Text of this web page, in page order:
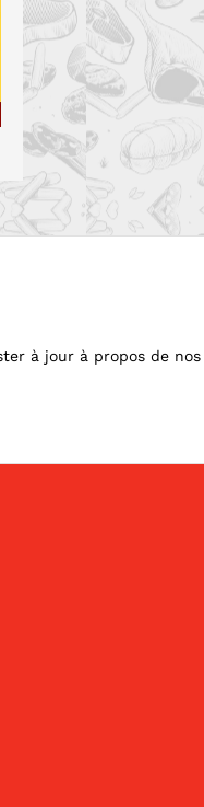
à jour à propos de nos